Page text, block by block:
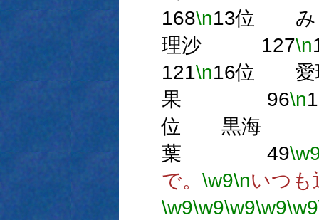
168\n13位
理沙 127\n
121\n16位
果 96\n
位 黒海
葉 49
で。 \w9\nいつも
\w9\w9\w9\w9\w9